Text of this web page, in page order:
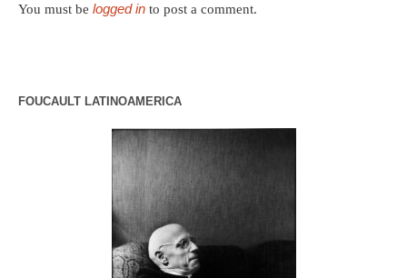
You must be logged in to post a comment.
FOUCAULT LATINOAMERICA